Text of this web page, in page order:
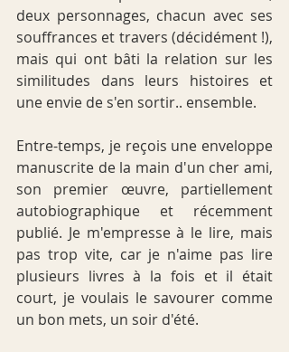
deux personnages, chacun avec ses
souffrances et travers (décidément !),
mais qui ont bâti la relation sur les
similitudes dans leurs histoires et
une envie de s'en sortir.. ensemble.
Entre-temps, je reçois une enveloppe
manuscrite de la main d'un cher ami,
son premier œuvre, partiellement
autobiographique et récemment
publié. Je m'empresse à le lire, mais
pas trop vite, car je n'aime pas lire
plusieurs livres à la fois et il était
court, je voulais le savourer comme
un bon mets, un soir d'été.